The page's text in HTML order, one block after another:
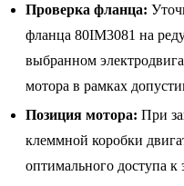
Проверка фланца:
фланца 80IM3081 на
выбранном
мотора в рамках
Позиция мотора: При
клеммной коробки
оптимального доступа